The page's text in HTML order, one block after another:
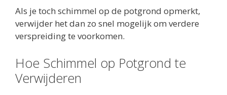
Als je toch schimmel op de potgrond opmerkt,
verwijder het dan zo snel mogelijk om verdere
verspreiding te voorkomen.
Hoe Schimmel op Potgrond te
Verwijderen